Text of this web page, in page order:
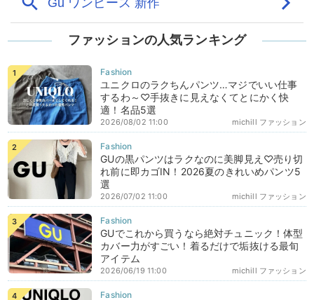
ファッションの人気ランキング
ユニクロのラクちんパンツ…マジでいい仕事
するわ～♡手抜きに見えなくてとにかく快
適！名品5選
michill ファッション
2026/08/02 11:00
GUの黒パンツはラクなのに美脚見え♡売り切
れ前に即カゴIN！2026夏のきれいめパンツ5
選
michill ファッション
2026/07/02 11:00
GUでこれから買うなら絶対チュニック！体型
カバー力がすごい！着るだけで垢抜ける最旬
アイテム
michill ファッション
2026/06/19 11:00